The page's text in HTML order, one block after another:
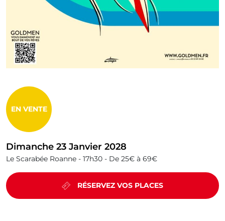
EN VENTE
Dimanche 23 Janvier 2028
Le Scarabée Roanne - 17h30 - De 25€ à 69€
RÉSERVEZ VOS PLACES